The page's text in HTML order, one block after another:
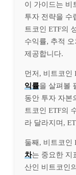
이 가이드는 비
투자 전략을 수
트코인 ETF의
수익률, 추적
제공합니다.
먼저, 비트코인
익률을 살펴볼
동안 투자 자본
트코인 ETF의
라 달라지며,
둘째, 비트코인
차는 중요한 지
산인 비트코인